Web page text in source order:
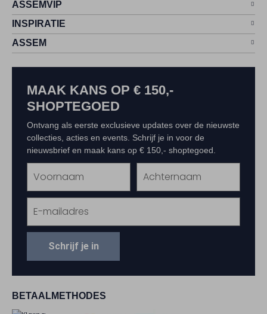
ASSEMVIP
INSPIRATIE
ASSEM
BETAALMETHODES
MAAK KANS OP € 150,-
SHOPTEGOED
Ontvang als eerste exclusieve updates over de nieuwste
collecties, acties en events. Schrijf je in voor de
nieuwsbrief en maak kans op € 150,- shoptegoed.
Schrijf je in